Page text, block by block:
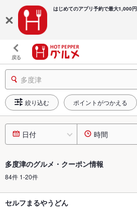
はじめてのアプリ予約で最大1,000
戻る
多度津
絞り込む ポイントがつかえる
日付 時間
多度津のグルメ・クーポン情報
84件 1-20件
セルフまるやうどん